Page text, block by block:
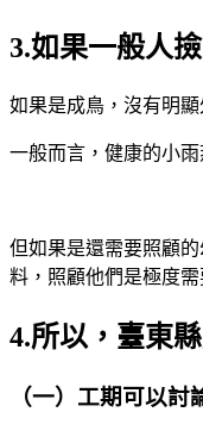
3.如果一般人
如果是成鳥，沒有明
一般而言，健康的小
但如果是還需要照顧
料，照顧他們是極度需
4.所以，臺東
（一）工期可以討